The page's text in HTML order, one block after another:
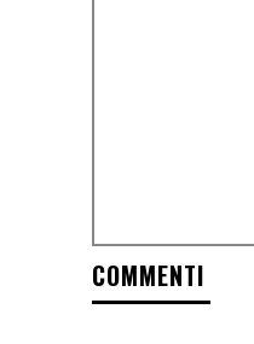
COMMENTI